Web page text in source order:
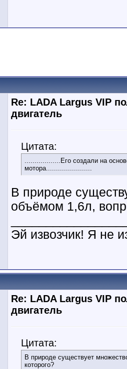
Re: LADA Largus VIP
двигатель
Цитата:
..................Его создали на
мотора.......................
В природе
объёмом 1,6л,
Эй извозчик! Я не
Re: LADA Largus VIP
двигатель
Цитата:
В природе существует
которого?